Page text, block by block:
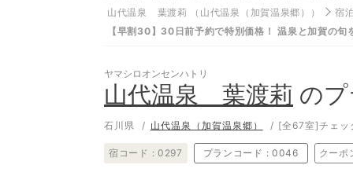
山代温泉 葉渡莉
（山代温泉（加賀温泉郷））
宿
【早割30】30日前予約で特別価格！ 温泉と加賀の
ヤマシロオンセンハトリ
山代温泉 葉渡莉 の
石川県 山代温泉（加賀温泉郷） [全67室]チェ
宿コード : 0297 プランコード : 0046 クーポ